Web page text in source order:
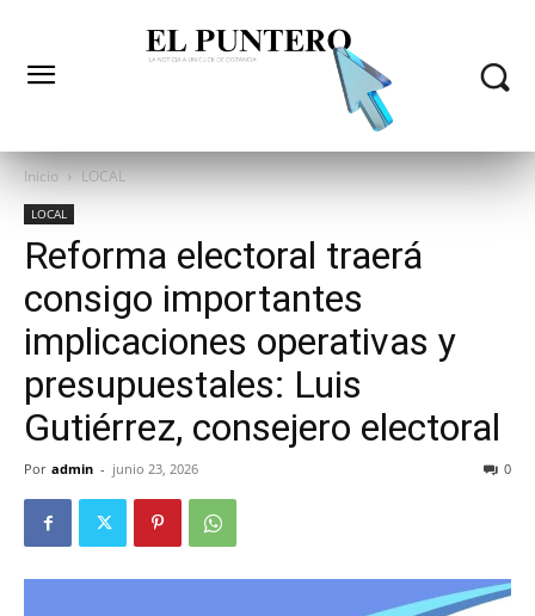
Inicio LOCAL
LOCAL
Reforma electoral traerá
consigo importantes
implicaciones operativas y
presupuestales: Luis
Gutiérrez, consejero electoral
Por admin - junio 23, 2026 0